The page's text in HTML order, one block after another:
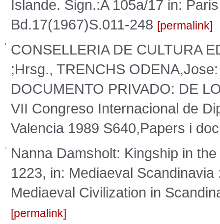
Islande. Sign.:A 105a/17 in:
Bd.17(1967)S.011-248 permalink
CONSELLERIA DE CULTURA
;Hrsg., TRENCHS
DOCUMENTO PRIVADO: DE
VII Congreso Internacional de
Valencia 1989 S640,Papers i
Nanna Damsholt: Kingship in
1223, in: Mediaeval
Mediaeval Civilization in
permalink